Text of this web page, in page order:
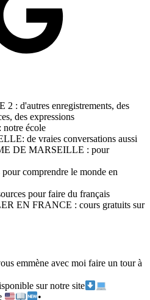
: d'autres enregistrements, des
des expressions
école
de vraies conversations aussi
DE MARSEILLE : pour
comprendre le monde en
pour faire du français
EN FRANCE : cours gratuits sur
emmène avec moi faire un tour à
sur notre site
•